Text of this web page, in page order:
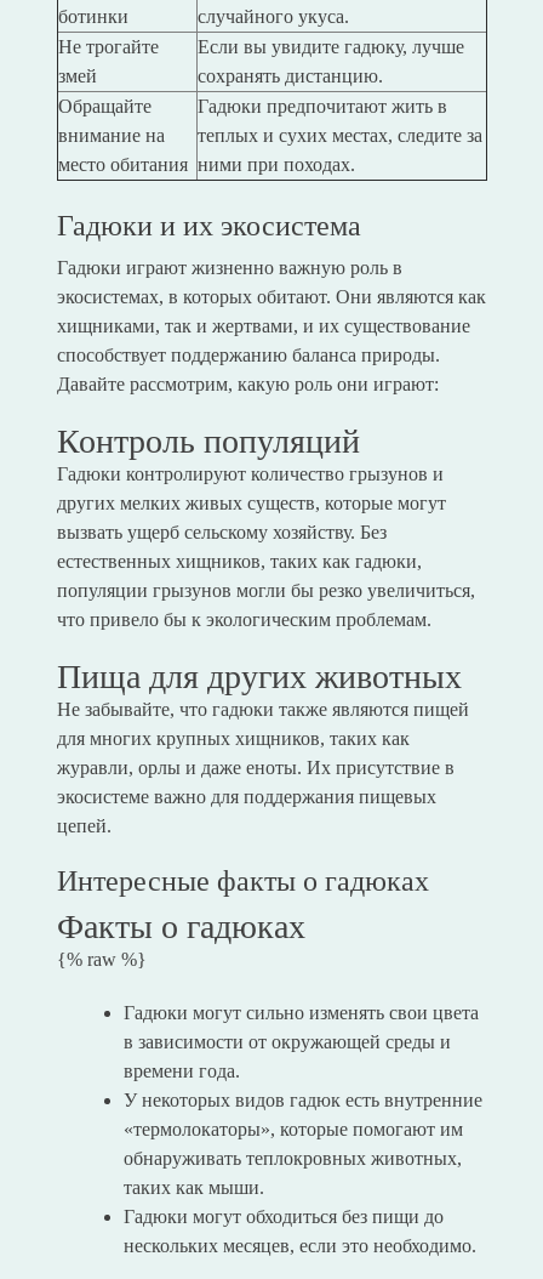
ботинки
случайного укуса.
Не трогайте
змей
Если вы увидите гадюку, лучше
сохранять дистанцию.
Обращайте
внимание на
место обитания
Гадюки предпочитают жить в
теплых и сухих местах, следите за
ними при походах.
Гадюки и их экосистема
Гадюки играют жизненно важную роль в
экосистемах, в которых обитают. Они являются как
хищниками, так и жертвами, и их существование
способствует поддержанию баланса природы.
Давайте рассмотрим, какую роль они играют:
Контроль популяций
Гадюки контролируют количество грызунов и
других мелких живых существ, которые могут
вызвать ущерб сельскому хозяйству. Без
естественных хищников, таких как гадюки,
популяции грызунов могли бы резко увеличиться,
что привело бы к экологическим проблемам.
Пища для других животных
Не забывайте, что гадюки также являются пищей
для многих крупных хищников, таких как
журавли, орлы и даже еноты. Их присутствие в
экосистеме важно для поддержания пищевых
цепей.
Интересные факты о гадюках
Факты о гадюках
{% raw %}
Гадюки могут сильно изменять свои цвета
в зависимости от окружающей среды и
времени года.
У некоторых видов гадюк есть внутренние
«термолокаторы», которые помогают им
обнаруживать теплокровных животных,
таких как мыши.
Гадюки могут обходиться без пищи до
нескольких месяцев, если это необходимо.